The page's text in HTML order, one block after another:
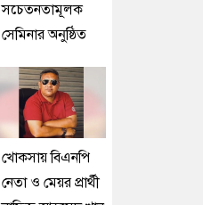
সচেতনতামূলক
সেমিনার অনুষ্ঠিত
খোকসায় বিএনপি
নেতা ও মেয়র প্রার্থী